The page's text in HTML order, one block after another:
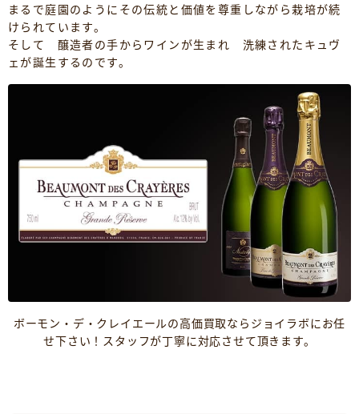
まるで庭園のようにその伝統と価値を尊重しながら栽培が続
けられています。
そして 醸造者の手からワインが生まれ 洗練されたキュヴ
ェが誕生するのです。
ボーモン・デ・クレイエールの高価買取ならジョイラボにお任
せ下さい！スタッフが丁寧に対応させて頂きます。